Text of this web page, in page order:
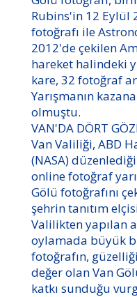
Rubins'in 12 Eylül
fotoğrafı ile
2012'de çekilen
hareket halindeki
kare, 32 fotoğraf
Yarışmanın
olmuştu.
VAN'DA DÖRT
Van Valiliği, ABD
(NASA)
online fotoğraf
Gölü fotoğrafını
şehrin tanıtım
Valilikten yapılan
oylamada büyük
fotoğrafın,
değer olan Van
katkı sunduğu